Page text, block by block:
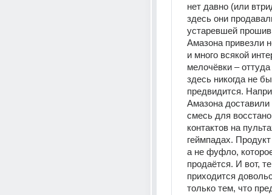
нет давно (или
здесь они
устаревшей
Амазона привезли
и много всякой
мелочёвки –
здесь никогда не
предвидится.
Амазона доставили
смесь для
контактов на
геймпадах.
а не фуфло,
продаётся. И вот,
приходится
только тем, что